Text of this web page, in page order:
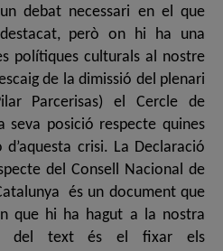
debat necessari en el que
però on hi ha una
polítiques culturals al nostre
de la dimissió del plenari
Parcerisas) el Cercle de
seva posició respecte quines
crisi. La Declaració
del Consell Nacional de
és un document que
que hi ha hagut a la nostra
del text és el fixar els